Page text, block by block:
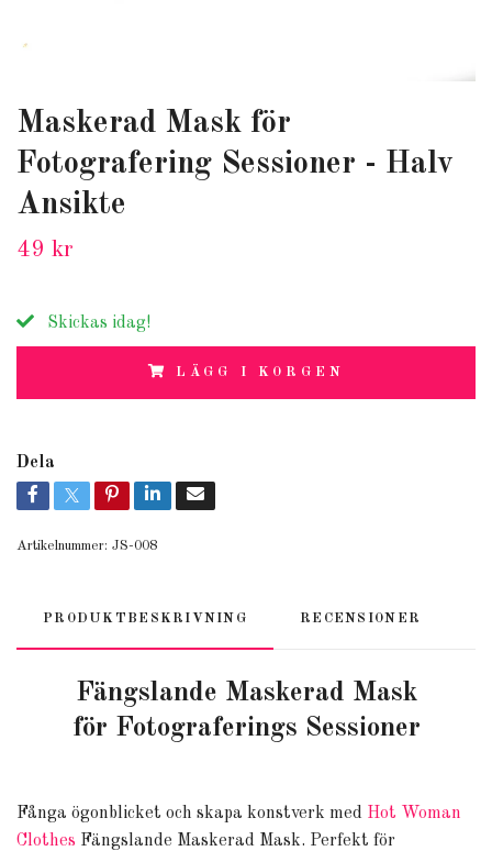
Maskerad Mask för
Fotografering Sessioner - Halv
Ansikte
49 kr
Skickas idag!
LÄGG I KORGEN
Dela
Artikelnummer: JS-008
PRODUKTBESKRIVNING RECENSIONER
Fängslande Maskerad Mask
för Fotograferings Sessioner
Fånga ögonblicket och skapa konstverk med Hot Woman
Clothes Fängslande Maskerad Mask. Perfekt för